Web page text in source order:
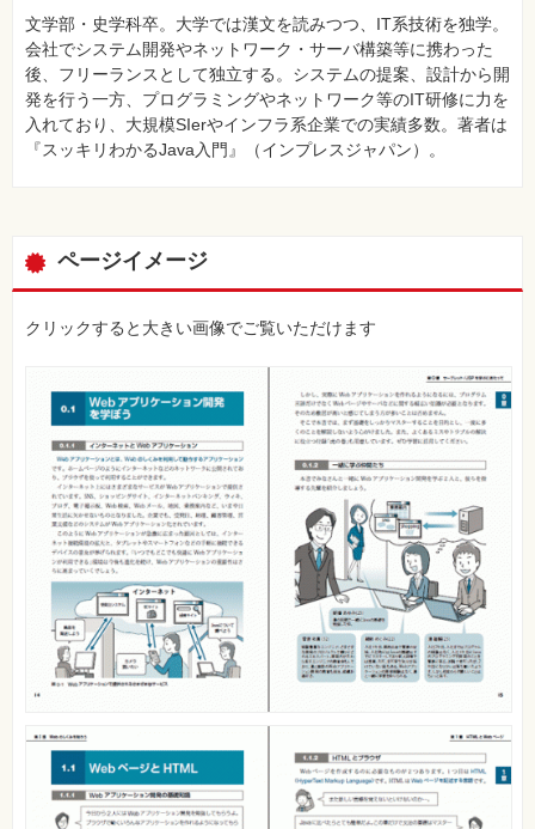
文学部・史学科卒。大学では漢文を読みつつ、IT系技術を独学。
会社でシステム開発やネットワーク・サーバ構築等に携わった
後、フリーランスとして独立する。システムの提案、設計から開
発を行う一方、プログラミングやネットワーク等のIT研修に力を
入れており、大規模SIerやインフラ系企業での実績多数。著者は
『スッキリわかるJava入門』（インプレスジャパン）。
ページイメージ
クリックすると大きい画像でご覧いただけます